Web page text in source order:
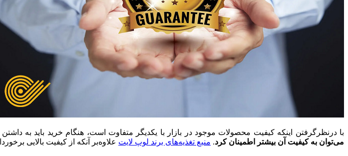
با درنظرگرفتن اینکه کیفیت محصولات موجود در بازار با یکدیگر متفاوت است، هنگام خرید باید به داشتن
می‌توان به کیفیت آن بیشتر اطمینان کرد. منبع تغذیه‌های برند لوپ لایت علاوه‌بر آنکه از کیفیت بالایی